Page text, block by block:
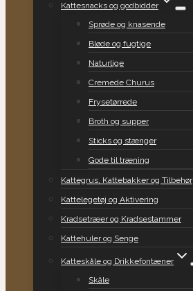
Kattesnacks og godbidder
Sprøde og knasende
Bløde og fugtige
Naturlige
Cremede Churus
Frysetørrede
Broth og supper
Sticks og stænger
Gode til træning
Kattegrus, Kattebakker og Tilbehør
Kattelegetøj og Aktivering
Kradsetræer og Kradsestammer
Kattehuler og Senge
Katteskåle og Drikkefontæner
Skåle